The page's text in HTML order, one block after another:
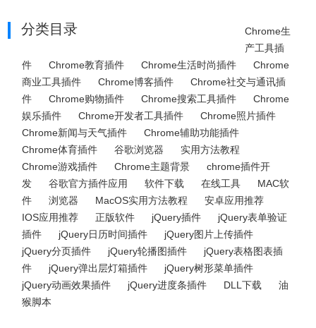
分类目录
Chrome生
产工具插
件
Chrome教育插件 Chrome生活时尚插件
Chrome
商业工具插件
Chrome博客插件
Chrome社交与通讯插
件
Chrome购物插件 Chrome搜索工具插件
Chrome
娱乐插件
Chrome开发者工具插件
Chrome照片插件
Chrome新闻与天气插件
Chrome辅助功能插件
Chrome体育插件
谷歌浏览器
实用方法教程
Chrome游戏插件
Chrome主题背景
chrome插件开
发
谷歌官方插件应用 软件下载 在线工具
MAC软
件
浏览器 MacOS实用方法教程
安卓应用推荐
IOS应用推荐
正版软件 jQuery插件
jQuery表单验证
插件
jQuery日历时间插件
jQuery图片上传插件
jQuery分页插件
jQuery轮播图插件
jQuery表格图表插
件
jQuery弹出层灯箱插件
jQuery树形菜单插件
jQuery动画效果插件
jQuery进度条插件 DLL下载
油
猴脚本